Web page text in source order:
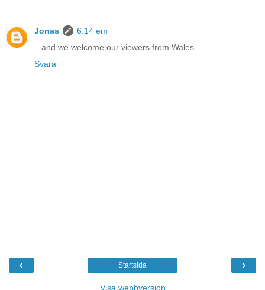
Jonas
6:14 em
...and we welcome our viewers from Wales.
Svara
‹ ›
Startsida
Visa webbversion